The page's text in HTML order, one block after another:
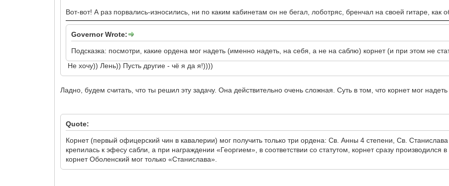
Вот-вот! А раз порвались-износились, ни по каким кабинетам он не бегал, лоботряс, бренчал на своей гитаре, как
Governor Wrote:
Подсказка: посмотри, какие ордена мог надеть (именно надеть, на себя, а не на саблю) корнет (и при этом не
Не хочу)) Лень)) Пусть другие - чё я да я!))))
Ладно, будем считать, что ты решил эту задачу. Она действительно очень сложная. Суть в том, что корнет мог
Quote:
Корнет (первый офицерский чин в кавалерии) мог получить только три ордена: Св. Анны 4 степени, Св.
крепилась к эфесу сабли, а при награждении «Георгием», в соответствии со статутом, корнет сразу
корнет Оболенский мог только «Станислава».